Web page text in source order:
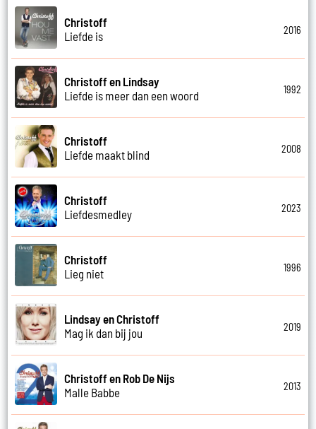
Christoff
Liefde is
2016
Christoff en Lindsay
Liefde is meer dan een woord
1992
Christoff
Liefde maakt blind
2008
Christoff
Liefdesmedley
2023
Christoff
Lieg niet
1996
Lindsay en Christoff
Mag ik dan bij jou
2019
Christoff en Rob De Nijs
Malle Babbe
2013